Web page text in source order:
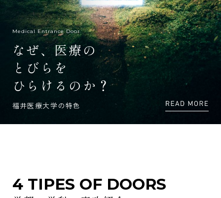
Medical Entrance Door
なぜ、医療の
とびらを
ひらけるのか？
福井医療大学の特色
4 TIPES OF DOORS